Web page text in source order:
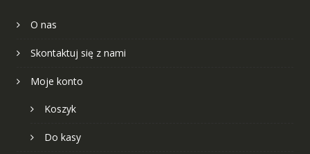
O nas
Skontaktuj się z nami
Moje konto
Koszyk
Do kasy